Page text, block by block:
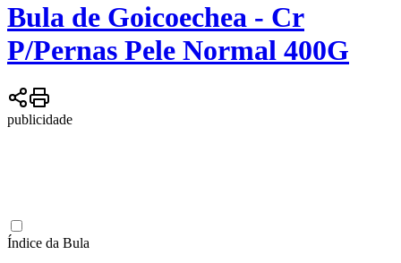
Bula de Goicoechea - Cr
P/Pernas Pele Normal 400G
publicidade
Índice da Bula